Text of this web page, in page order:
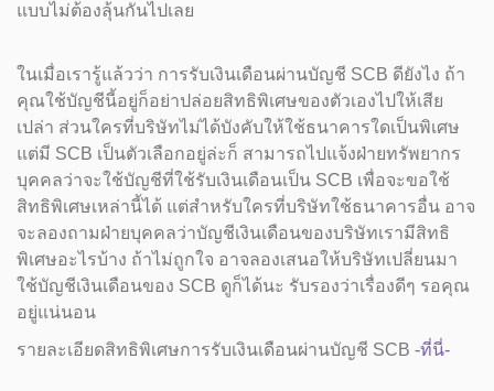
แบบไม่ต้องลุ้นกันไปเลย
ในเมื่อเรารู้แล้วว่า การรับเงินเดือนผ่านบัญชี SCB ดียังไง ถ้า
คุณใช้บัญชีนี้อยู่ก็อย่าปล่อยสิทธิพิเศษของตัวเองไปให้เสีย
เปล่า ส่วนใครที่บริษัทไม่ได้บังคับให้ใช้ธนาคารใดเป็นพิเศษ
แต่มี SCB เป็นตัวเลือกอยู่ล่ะก็ สามารถไปแจ้งฝ่ายทรัพยากร
บุคคลว่าจะใช้บัญชีที่ใช้รับเงินเดือนเป็น SCB เพื่อจะขอใช้
สิทธิพิเศษเหล่านี้ได้ แต่สำหรับใครที่บริษัทใช้ธนาคารอื่น อาจ
จะลองถามฝ่ายบุคคลว่าบัญชีเงินเดือนของบริษัทเรามีสิทธิ
พิเศษอะไรบ้าง ถ้าไม่ถูกใจ อาจลองเสนอให้บริษัทเปลี่ยนมา
ใช้บัญชีเงินเดือนของ SCB ดูก็ได้นะ รับรองว่าเรื่องดีๆ รอคุณ
อยู่แน่นอน
รายละเอียดสิทธิพิเศษการรับเงินเดือนผ่านบัญชี SCB -ที่นี่-